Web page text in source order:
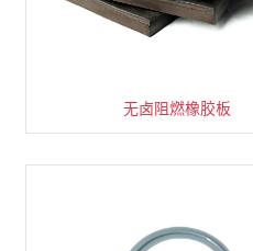
无卤阻燃橡胶板
ODF直缝埋弧焊管
调质高强度钢板
储存系列
便携式摄像机控制器
金属软管
钢制百叶门
端子箱
LED防爆灯
停机坪电梯
支座管夹
气动/电动通风蝶阀
150t粉尘防爆桥式起重机
压力变送器
超声波清洗机
无密封自控自吸泵
套管锚栓